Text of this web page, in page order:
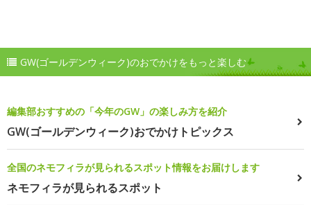
GW(ゴールデンウィーク)のおでかけをもっと楽しむ
編集部おすすめの「今年のGW」の楽しみ方を紹介
GW(ゴールデンウィーク)おでかけトピックス
全国のネモフィラが見られるスポット情報をお届けします
ネモフィラが見られるスポット